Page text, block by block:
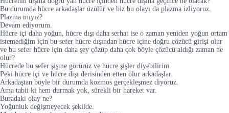
Bu durumda hücre arkadaşlar üzülür ve biz bu olayı da plazma izliyoruz.
Plazma mıyız?
Devam ediyorum.
Hücre içi daha yoğun, hücre dışı daha serhat ise o zaman yeniden yoğun ortam
istemediğim için bu sefer hücre dışından hücre içine doğru çözücü girişi olur
ve bu sefer hücre için daha şey çözüp daha çok böyle çözücü aldığı zaman ne
olur?
Hücrede bu sefer şişme görürüz ve hücre şişler diyebilirim.
Peki hücre içi ve hücre dışı derisinden etten olur arkadaşlar.
Arkadaştan böyle bir durumda kozmos gerçekleşmez diyoruz.
Ama tabii ki hem durmak yok, sürekli bir hareket var.
Buradaki olay ne?
Yoğunluk değişmeyecek şekilde.